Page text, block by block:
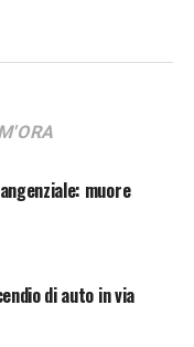
muore
di auto in via